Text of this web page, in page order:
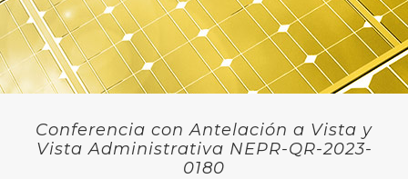
Conferencia con Antelación a Vista y
Vista Administrativa NEPR-QR-2023-
0180